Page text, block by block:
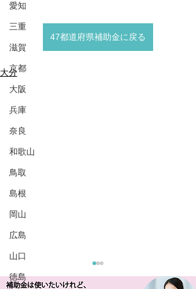
愛知
三重
滋賀
京都
大阪
兵庫
奈良
和歌山
鳥取
島根
岡山
広島
山口
徳島
47都道府県補助金に戻る
大分